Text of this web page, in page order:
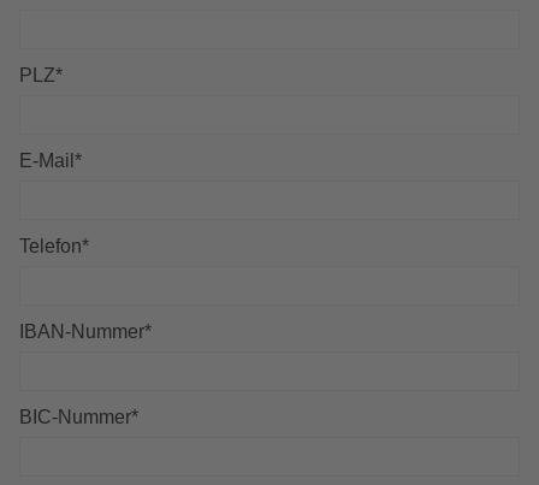
PLZ*
E-Mail *
Telefon*
IBAN-Nummer*
BIC-Nummer*